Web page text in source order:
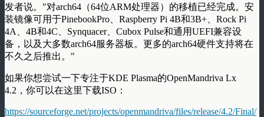
发者说。"对arch64（64位ARM处理器）的移植已经完成。安
装镜像可用于PinebookPro、Raspberry Pi 4B和3B+、Rock Pi
4A、4B和4C、Synquacer、Cubox Pulse和通用UEFI兼容设
备，以及大多数arch64服务器板。更多的arch64硬件支持将在
不久之后推出。"
如果你想尝试一下专注于KDE Plasma的OpenMandriva Lx
4.2，你可以在这里下载ISO：
https://sourceforge.net/projects/openmandriva/files/release/4.2/Final/